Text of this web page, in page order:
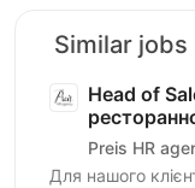
Similar jobs
Head of
Preis HR
Для нашого